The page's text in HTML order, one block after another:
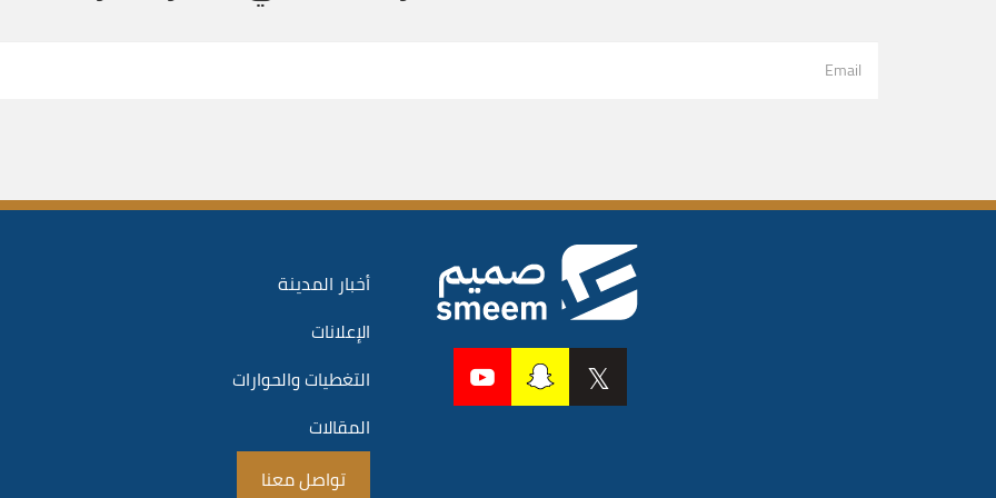
أخبار المدينة
الإعلانات
التغطيات والحوارات
المقالات
تواصل معنا